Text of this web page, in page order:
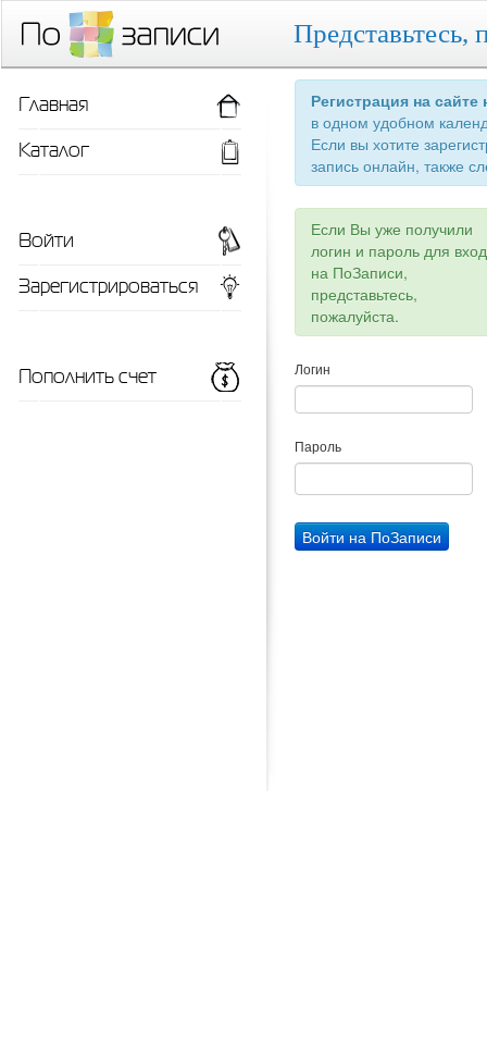
Представьтесь,
Регистрация на
в одном удобном
Если вы хотите
запись онлайн, также
Если Вы уже получили
логин и пароль для
на ПоЗаписи,
представьтесь,
пожалуйста.
Логин
Пароль
Главная
Каталог
Войти
Зарегистрироваться
Пополнить счет